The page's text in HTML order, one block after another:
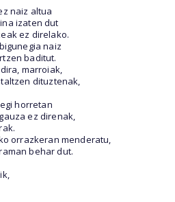
naiz altua
izaten dut
ez direlako.
naiz
baditut.
marroiak,
dituztenak,
horretan
ez direnak,
orrazkeran menderatu,
behar dut.